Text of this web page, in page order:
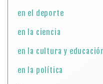
en el deporte
en la ciencia
en la cultura y
en la política